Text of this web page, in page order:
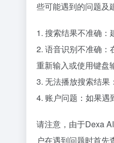
些可能遇到的问题及
1. 搜索结果不准确：
2. 语音识别不准确：
重新输入或使用键盘
3. 无法播放搜索结果
4. 账户问题：如果遇
请注意，由于Dexa
户在遇到问题时首先